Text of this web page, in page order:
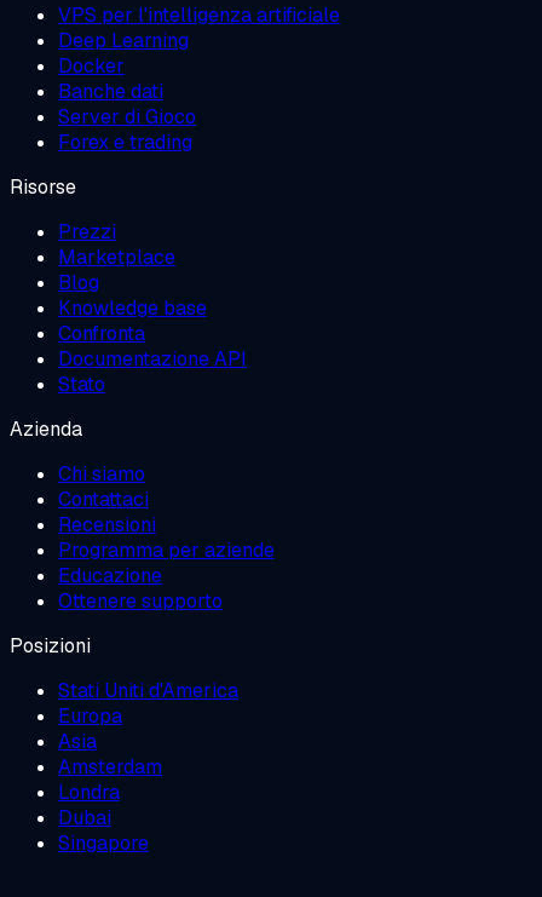
VPS per l'intelligenza artificiale
Deep Learning
Docker
Banche dati
Server di Gioco
Forex e trading
Risorse
Prezzi
Marketplace
Blog
Knowledge base
Confronta
Documentazione API
Stato
Azienda
Chi siamo
Contattaci
Recensioni
Programma per aziende
Educazione
Ottenere supporto
Posizioni
Stati Uniti d'America
Europa
Asia
Amsterdam
Londra
Dubai
Singapore